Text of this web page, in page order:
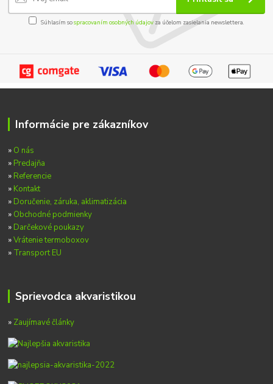
Súhlasím sospracovaním osobných údajov za účelom zasielania newslettera.
Informácie pre zákazníkov
» O nás
» Predajňa
» Referencie
» Kontakt
» Doručenie, záruka, aklimatizácia
» Obchodné podmienky
» Darčekové poukazy
»Vrátenie termoboxov
» Transport EU
Sprievodca akvaristikou
» Zaujímavé články